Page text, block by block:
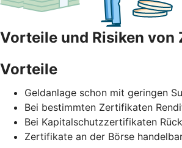
Vorteile und Risiken
Vorteile
Geldanlage schon mit geringen
Bei bestimmten Zertifikaten
Bei Kapitalschutzzertifikaten
Zertifikate an der Börse